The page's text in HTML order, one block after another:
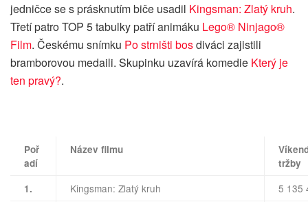
jedničce se s prásknutím biče usadil Kingsman: Zlatý kruh.
Třetí patro TOP 5 tabulky patří animáku Lego® Ninjago®
Film. Českému snímku Po strništi bosdiváci zajistili
bramborovou medaili. Skupinku uzavírá komedie Který je
ten pravý?.
Poř
adí
Název filmu
tržby
1.
Kingsman: Zlatý kruh 5 135